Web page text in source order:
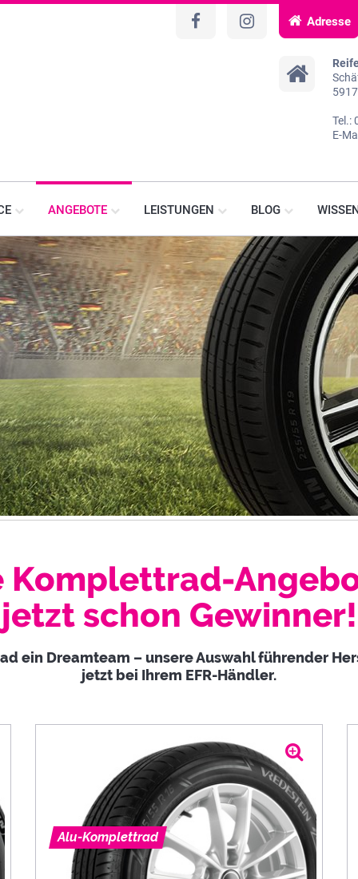
Adresse
Tel.:
E-
ANGEBOTE LEISTUNGEN BLOG
Komplettrad-
jetzt schon Gewinner!
ein Dreamteam – unsere Auswahl führender
jetzt bei Ihrem EFR-Händler.
Alu-Komplettrad